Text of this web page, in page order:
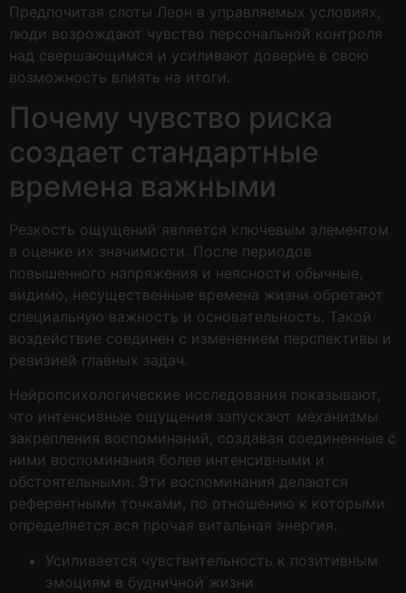
Предпочитая слоты Леон в управляемых условиях,
люди возрождают чувство персональной контроля
над свершающимся и усиливают доверие в свою
возможность влиять на итоги.
Почему чувство риска
создает стандартные
времена важными
Резкость ощущений является ключевым элементом
в оценке их значимости. После периодов
повышенного напряжения и неясности обычные,
видимо, несущественные времена жизни обретают
специальную важность и основательность. Такой
воздействие соединен с изменением перспективы и
ревизией главных задач.
Нейропсихологические исследования показывают,
что интенсивные ощущения запускают механизмы
закрепления воспоминаний, создавая соединенные с
ними воспоминания более интенсивными и
обстоятельными. Эти воспоминания делаются
референтными точками, по отношению к которыми
определяется вся прочая витальная энергия.
Усиливается чувствительность к позитивным
эмоциям в будничной жизни